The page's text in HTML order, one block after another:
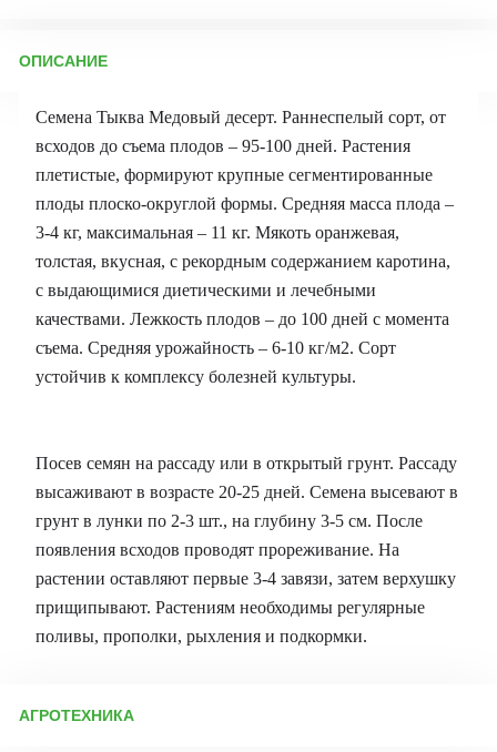
Бренд товара:
Срок отправки:ежедневно
ОПИСАНИЕ
Семена Тыква Медовый десерт. Раннеспелый сорт, от
всходов до съема плодов – 95-100 дней. Растения
плетистые, формируют крупные сегментированные
плоды плоско-округлой формы. Средняя масса плода –
3-4 кг, максимальная – 11 кг. Мякоть оранжевая,
толстая, вкусная, с рекордным содержанием каротина,
с выдающимися диетическими и лечебными
качествами. Лежкость плодов – до 100 дней с момента
съема. Средняя урожайность – 6-10 кг/м2. Сорт
устойчив к комплексу болезней культуры.
Посев семян на рассаду или в открытый грунт. Рассаду
высаживают в возрасте 20-25 дней. Семена высевают в
грунт в лунки по 2-3 шт., на глубину 3-5 см. После
появления всходов проводят прореживание. На
растении оставляют первые 3-4 завязи, затем верхушку
прищипывают. Растениям необходимы регулярные
поливы, прополки, рыхления и подкормки.
АГРОТЕХНИКА